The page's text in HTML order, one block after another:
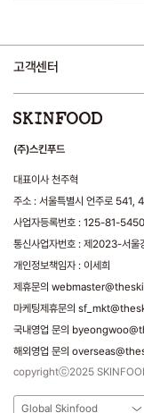
고객센터
(주)스킨푸드
대표이사 천주혁
주소 : 서울특별시 언주로 541,
사업자등록번호 : 125-81-
통신사업자번호 : 제2023-서
개인정보책임자 : 이세희
제휴문의
마케팅제휴문의
국내영업 문의
해외영업 문의
copyrightⓒ2025
Global Skinfood